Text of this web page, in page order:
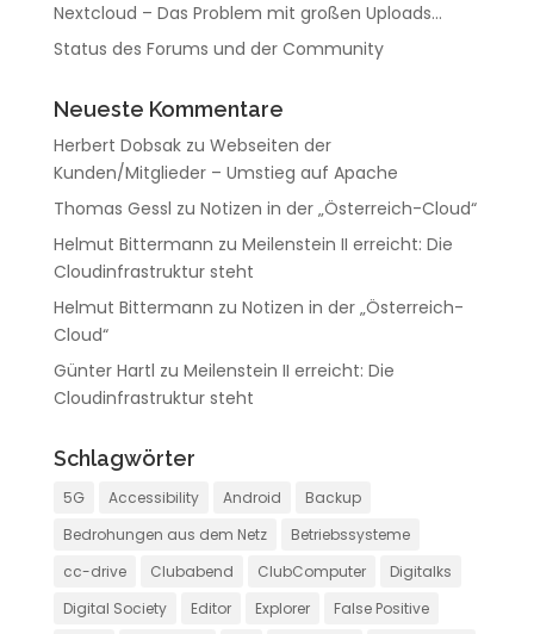
Nextcloud – Das Problem mit großen Uploads…
Status des Forums und der Community
Neueste Kommentare
Herbert Dobsakzu Webseiten der
Kunden/Mitglieder – Umstieg auf Apache
Thomas Gessl zu Notizen in der „Österreich-Cloud“
Helmut Bittermann zu Meilenstein II erreicht: Die
Cloudinfrastruktur steht
Helmut Bittermann zu Notizen in der „Österreich-
Cloud“
Günter Hartl zu Meilenstein II erreicht: Die
Cloudinfrastruktur steht
Schlagwörter
5G Accessibility Android
Backup
Bedrohungen aus dem Netz
Betriebssysteme
cc-drive
Clubabend ClubComputer
Digitalks
Digital Society
Editor Explorer
False Positive